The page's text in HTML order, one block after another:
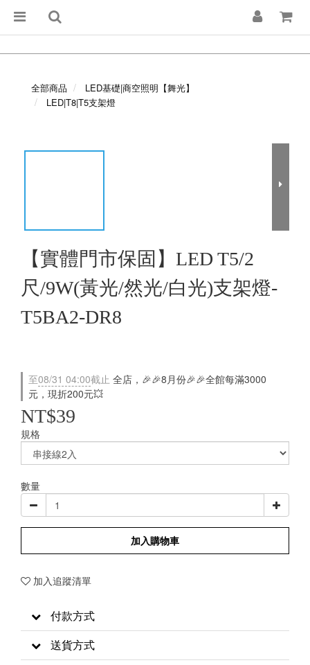
全部商品
LED基礎|商空照明【舞光】
LED|T8|T5支架燈
【實體門市保固】LED T5/2
尺/9W(黃光/然光/白光)支架燈-
T5BA2-DR8
至08/31 04:00截止 全店，🎉🎉8月份🎉🎉全館每滿3000
元，現折200元💥
NT$39
規格
數量
加入購物車
加入追蹤清單
付款方式
送貨方式